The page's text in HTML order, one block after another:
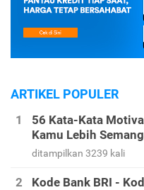
ARTIKEL POPULER
56 Kata-Kata
Kamu Lebih
ditampilkan 3239 kali
Kode Bank BRI -